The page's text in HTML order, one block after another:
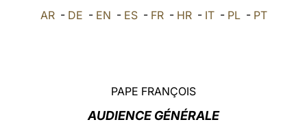
中文
AR- DE - EN - ES- FR- HR- IT- PL- PT
PAPE FRANÇOIS
AUDIENCE GÉNÉRALE